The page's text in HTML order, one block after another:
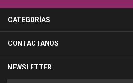
CATEGORÍAS
CONTACTANOS
NEWSLETTER